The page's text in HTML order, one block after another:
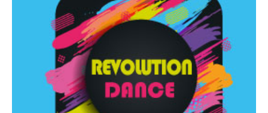
Revolution Dance
Rassegna di danza contemporanea – I Edizione